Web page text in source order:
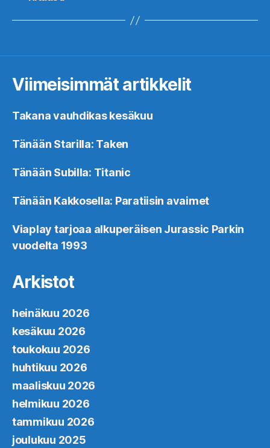
Viimeisimmät artikkelit
Takana vauhdikas kesäkuu
Tänään Starilla: Taken
Tänään Subilla: Titanic
Tänään Kakkosella: Paratiisin avaimet
Viaplay tarjoaa alkuperäisen Jurassic Parkin
vuodelta 1993
Arkistot
heinäkuu 2026
kesäkuu 2026
toukokuu 2026
huhtikuu 2026
maaliskuu 2026
helmikuu 2026
tammikuu 2026
joulukuu 2025